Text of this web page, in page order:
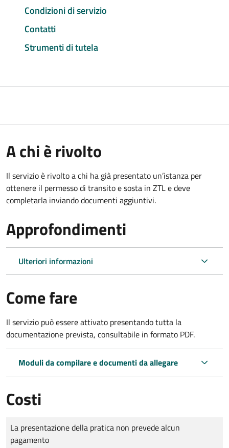
Condizioni di servizio
Contatti
Strumenti di tutela
A chi è rivolto
Il servizio è rivolto a chi ha già presentato un’istanza per
ottenere il permesso di transito e sosta in ZTL e deve
completarla inviando documenti aggiuntivi.
Approfondimenti
Ulteriori informazioni
Come fare
Il servizio può essere attivato presentando tutta la
documentazione prevista, consultabile in formato PDF.
Moduli da compilare e documenti da allegare
Costi
Tipo di pagamento
Importo
La presentazione della pratica non prevede alcun
pagamento